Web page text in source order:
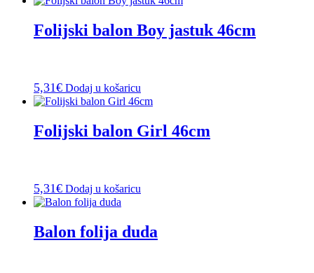
Folijski balon Boy jastuk 46cm
5,31€ Dodaj u košaricu
Folijski balon Girl 46cm
5,31€ Dodaj u košaricu
Balon folija duda